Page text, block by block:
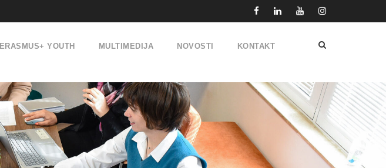
ERASMUS+ YOUTH MULTIMEDIJA NOVOSTI KONTAKT